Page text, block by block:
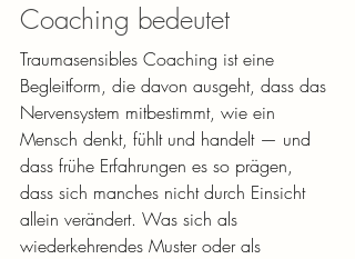
Coaching bedeutet
Traumasensibles Coaching ist eine
Begleitform, die davon ausgeht, dass das
Nervensystem mitbestimmt, wie ein
Mensch denkt, fühlt und handelt — und
dass frühe Erfahrungen es so prägen,
dass sich manches nicht durch Einsicht
allein verändert. Was sich als
wiederkehrendes Muster oder als